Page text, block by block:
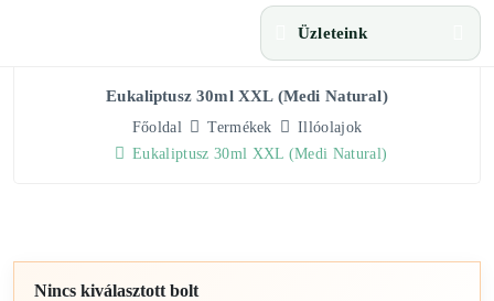
Üzleteink
Eukaliptusz 30ml XXL (Medi Natural)
Főoldal Termékek
Illóolajok
Eukaliptusz 30ml XXL (Medi Natural)
Nincs kiválasztott bolt